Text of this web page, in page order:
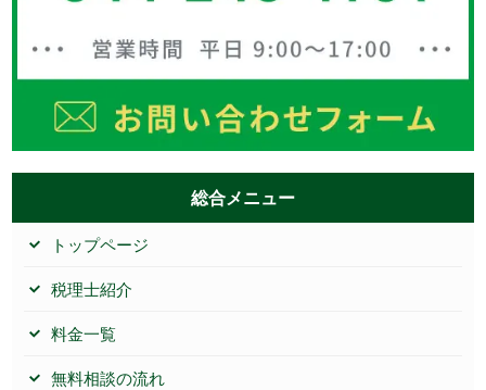
総合メニュー
トップページ
税理士紹介
料金一覧
無料相談の流れ